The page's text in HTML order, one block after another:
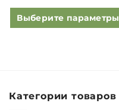
Выберите параметры
Опции
Категории товаров